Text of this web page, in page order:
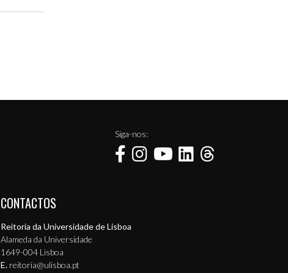
Siga-nos:
CONTACTOS
Reitoria da Universidade de Lisboa
Alameda da Universidade
1649-004 Lisboa
E. reitoria@ulisboa.pt